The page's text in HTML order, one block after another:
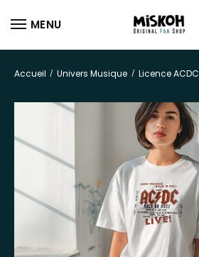
MENU
Accueil / Univers Musique / Licence ACDC